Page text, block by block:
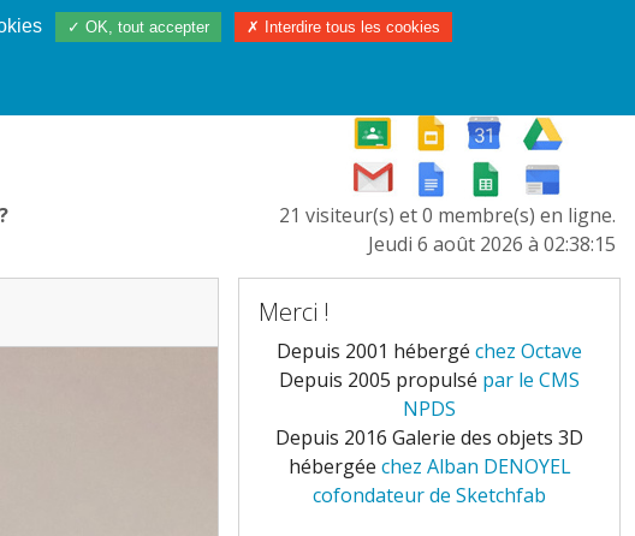
TÉC 1997/2023 L'EUROPE
21 visiteur(s) et 0 membre(s) en ligne.
Jeudi 6 août 2026 à 02:38:15
Merci !
Depuis 2001 hébergé chez Octave
Depuis 2005 propulsé par le CMS
NPDS
Depuis 2016 Galerie des objets 3D
hébergée chez Alban DENOYEL
cofondateur de Sketchfab
✓ OK, tout accepter ✗ Interdire tous les cookies